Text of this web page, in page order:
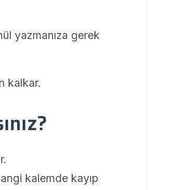
yazmanıza gerek
kalkar.
kalemde kayıp